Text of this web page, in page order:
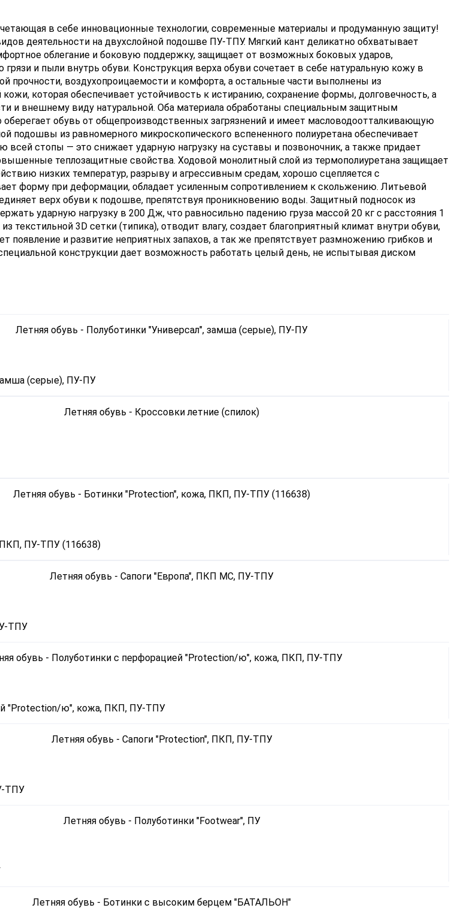
в себе инновационные технологии, современные материалы и продуманную защиту!
деятельности на двухслойной подошве ПУ-ТПУ. Мягкий кант деликатно обхватывает
облегание и боковую поддержку, защищает от возможных боковых ударов,
и пыли внутрь обуви. Конструкция верха обуви сочетает в себе натуральную кожу в
прочности, воздухопроицаемости и комфорта, а остальные части выполнены из
которая обеспечивает устойчивость к истиранию, сохранение формы, долговечность, а
и внешнему виду натуральной. Оба материала обработаны специальным защитным
обувь от общепроизводственных загрязнений и имеет масловодоотталкивающую
подошвы из равномерного микроскопического вспененного полиуретана обеспечивает
всей стопы — это снижает ударную нагрузку на суставы и позвоночник, а также придает
теплозащитные свойства. Ходовой монолитный слой из термополиуретана защищает
низких температур, разрыву и агрессивным средам, хорошо сцепляется с
форму при деформации, обладает усиленным сопротивлением к скольжению. Литьевой
верх обуви к подошве, препятствуя проникновению воды. Защитный подносок из
ударную нагрузку в 200 Дж, что равносильно падению груза массой 20 кг с расстояния 1
текстильной 3D сетки (типика), отводит влагу, создает благоприятный климат внутри обуви,
появление и развитие неприятных запахов, а так же препятствует размножению грибков и
конструкции дает возможность работать целый день, не испытывая диском
(серые), ПУ-ПУ
ПУ-ТПУ (116638)
ТПУ
"Protection/ю", кожа, ПКП, ПУ-ТПУ
ТПУ